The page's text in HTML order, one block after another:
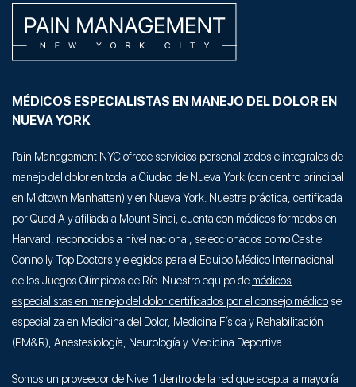
MÉDICOS ESPECIALISTAS EN MANEJO DEL DOLOR EN
NUEVA YORK
Pain Management NYC ofrece servicios personalizados e integrales de
manejo del dolor en toda la Ciudad de Nueva York (con centro principal
en Midtown Manhattan) y en Nueva York. Nuestra práctica, certificada
por Quad A y afiliada a Mount Sinai, cuenta con médicos formados en
Harvard, reconocidos a nivel nacional, seleccionados como Castle
Connolly Top Doctors y elegidos para el Equipo Médico Internacional
de los Juegos Olímpicos de Río. Nuestro equipo de médicos
especialistas en manejo del dolor certificados por el consejo médico se
especializa en Medicina del Dolor, Medicina Física y Rehabilitación
(PM&R), Anestesiología, Neurología y Medicina Deportiva.
Somos un proveedor de Nivel 1 dentro de la red que acepta la mayoría